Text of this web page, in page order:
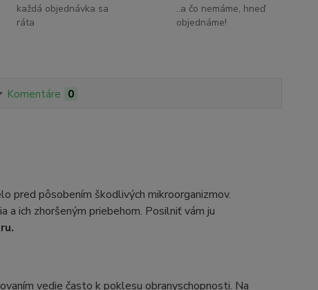
každá objednávka sa
ráta
..a čo nemáme, hneď
objednáme!
Komentáre 0
pred pôsobením škodlivých mikroorganizmov.
a ich zhoršeným priebehom. Posilniť vám ju
vedie často k poklesu obranyschopnosti. Na